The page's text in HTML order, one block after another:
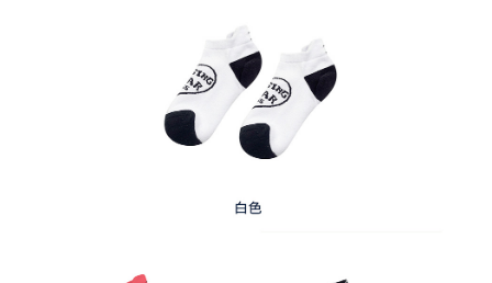
４．使用「AFTEE先享後付」時，將依據個別帳號之用戶狀況，依本公司即
時審查核予不同之上限額度；若仍有額度不足之情形，本公司將視審查結果
５．嚴禁一人註冊多個帳號或使用他人資訊註冊。若發現惡意使用之情形，
恩沛科技股份有限公司將有權停止該用戶之使用額度並採取法律行動。
每筆NT$280，滿NT$2,000(含以上)免運費